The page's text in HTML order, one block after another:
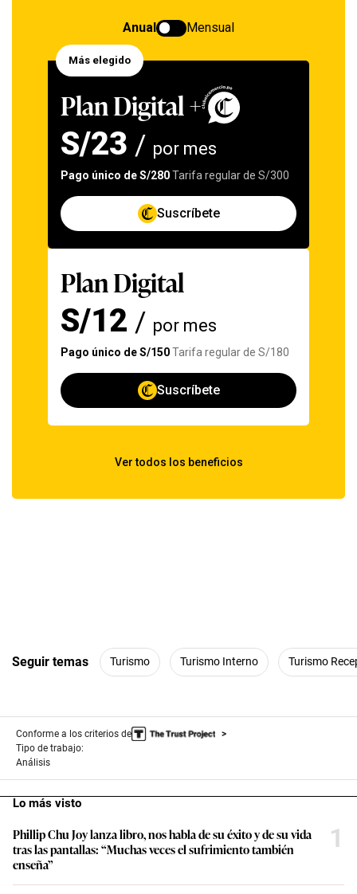
Seguir temas Turismo Turismo Interno Turismo
Conforme a los criterios de
Tipo de trabajo:
Análisis
Lo más visto
Phillip Chu Joy lanza libro, nos habla de su éxito y de su vida
tras las pantallas: “Muchas veces el sufrimiento también
enseña”
1